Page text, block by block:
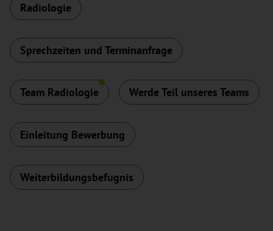
Radiologie
Sprechzeiten und Terminanfrage
Team Radiologie Werde Teil unseres Teams
Einleitung Bewerbung
Weiterbildungsbefugnis